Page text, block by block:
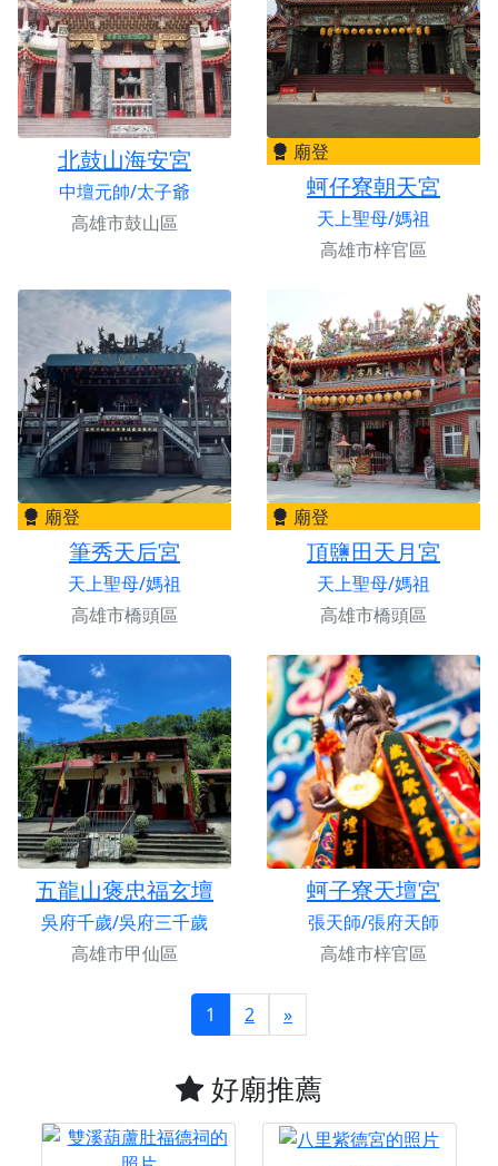
北鼓山海安宮
中壇元帥/太子爺
高雄市鼓山區
廟登
蚵仔寮朝天宮
天上聖母/媽祖
高雄市梓官區
廟登
筆秀天后宮
天上聖母/媽祖
高雄市橋頭區
廟登
頂鹽田天月宮
天上聖母/媽祖
高雄市橋頭區
五龍山褒忠福玄壇
吳府千歲/吳府三千歲
高雄市甲仙區
蚵子寮天壇宮
張天師/張府天師
高雄市梓官區
1 2 »
好廟推薦